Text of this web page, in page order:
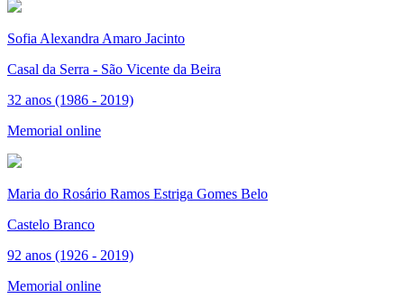
Sofia Alexandra Amaro Jacinto
Casal da Serra - São Vicente da Beira
32 anos (1986 - 2019)
Memorial online
Maria do Rosário Ramos Estriga Gomes Belo
Castelo Branco
92 anos (1926 - 2019)
Memorial online